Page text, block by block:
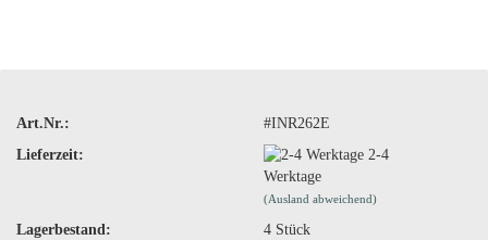
Art.Nr.:
#INR262E
Lieferzeit:
2-4
Werktage
(Ausland abweichend)
Lagerbestand: 4 Stück